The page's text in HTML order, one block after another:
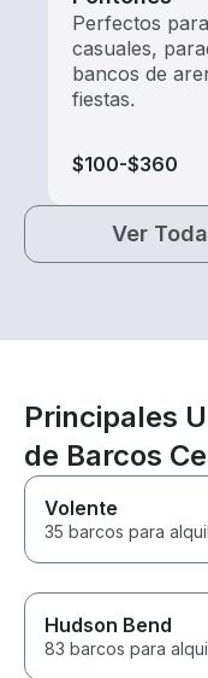
Perfectos
casuales,
bancos de
fiestas.
$100-$360
Ver
Principales
de Barcos
Volente
35 barcos para
Hudson Bend
83 barcos para